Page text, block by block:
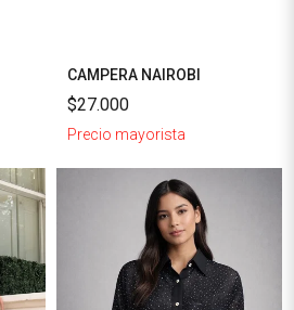
CAMPERA NAIROBI
$27.000
Precio mayorista